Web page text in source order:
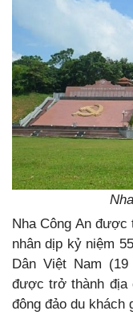
Nha Công An được
nhân dịp kỷ niệm
Dân Việt Nam
được trở thành địa
đông đảo du khách